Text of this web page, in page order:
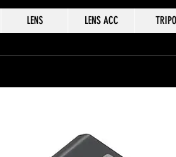
LENS LENS ACC